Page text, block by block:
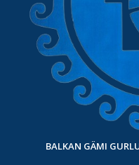
BALKAN GÄMI